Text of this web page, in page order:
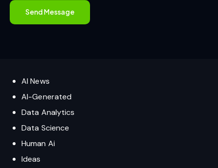
Send Message
AI News
AI-Generated
Data Analytics
Data Science
Human Ai
Ideas